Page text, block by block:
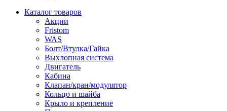
Каталог товаров
Акции
Fristom
WAS
Болт/Втулка/Гайка
Выхлопная система
Двигатель
Кабина
Клапан/кран/модулятор
Кольцо и шайба
Крыло и крепление